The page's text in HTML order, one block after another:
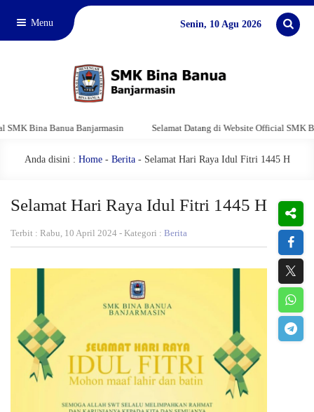
Menu Senin, 10 Agu 2026
Bina Banua Banjarmasin Selamat Datang di Website Official SMK Bina
Anda disini : Home- Berita- Selamat Hari Raya Idul Fitri 1445 H
Selamat Hari Raya Idul Fitri 1445 H
Terbit : Rabu, 10 April 2024 - Kategori : Berita